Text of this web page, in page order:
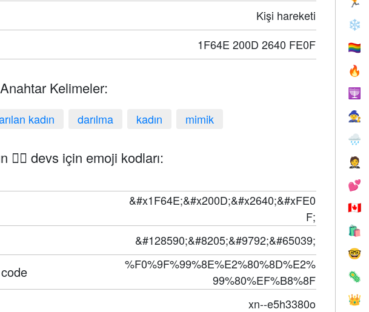
Kişi hareketi
1F64E 200D 2640 FE0F
Kelimeler:
kadın darılma kadın mimik
🙎‍♀️ devs için emoji kodları:
&#x1F64E;&#x200D;&#x2640;&#xFE0
F;
&#128590;&#8205;&#9792;&#65039;
%F0%9F%99%8E%E2%80%8D%E2%
99%80%EF%B8%8F
xn--e5h3380o
❄️
🏳️‍🌈
🔥
🕎
🧙
🌧
🤵
💕
🇨🇦
🛍
🤓
🦠
👑